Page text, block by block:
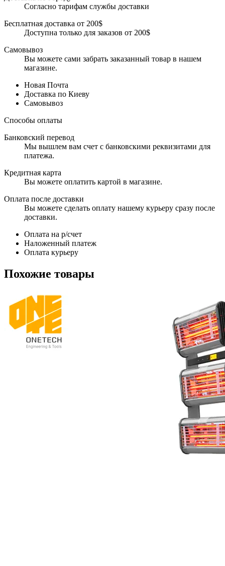
Согласно тарифам службы доставки
Бесплатная доставка от 200$
Доступна только для заказов от 200$
Самовывоз
Вы можете сами забрать заказанный товар в нашем
магазине.
Новая Почта
Доставка по Киеву
Самовывоз
Способы оплаты
Банковский перевод
Мы вышлем вам счет с банковскими реквизитами для
платежа.
Кредитная карта
Вы можете оплатить картой в магазине.
Оплата после доставки
Вы можете сделать оплату нашему курьеру сразу после
доставки.
Оплата на р/счет
Наложенный платеж
Оплата курьеру
Похожие товары